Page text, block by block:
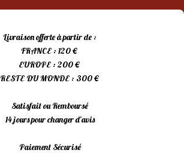
Livraison offerte à partir de :
FRANCE : 120 €
EUROPE : 200 €
RESTE DU MONDE : 300 €
Satisfait ou Remboursé
14 jours pour changer d’avis
Paiement Sécurisé